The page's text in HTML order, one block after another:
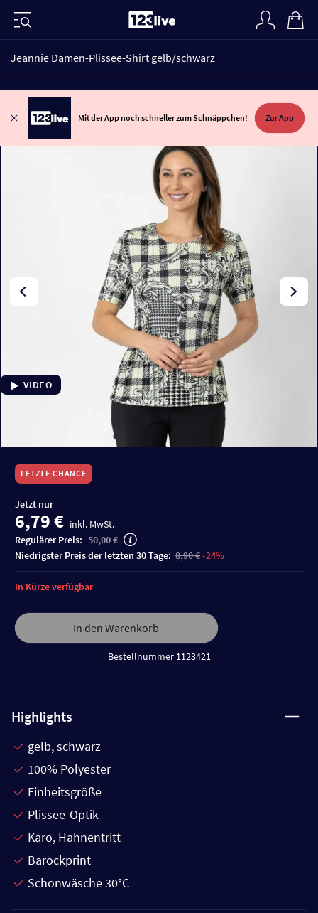
Jeannie Damen-Plissee-Shirt gelb/schwarz
Mit der App noch schneller zum Schnäppchen! Zur App
VIDEO
LETZTE CHANCE
Jetzt nur
6,79 € inkl. MwSt.
Regulärer Preis: 50,00 €
niedrigster Preis der letzten 30 Tage: 8,90 €-24%
In den Warenkorb
Bestellnummer 1123421
In Kürze verfügbar
Highlights
gelb, schwarz
100% Polyester
Einheitsgröße
Plissee-Optik
Karo, Hahnentritt
Barockprint
Schonwäsche 30°C